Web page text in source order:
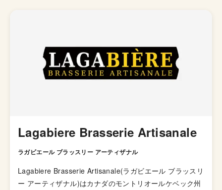
Lagabiere Brasserie Artisanale
ラガビエール ブラッスリー アーティザナル
Lagabiere Brasserie Artisanale(ラガビエール ブラッスリ
ー アーティザナル)はカナダのモントリオールケベック州